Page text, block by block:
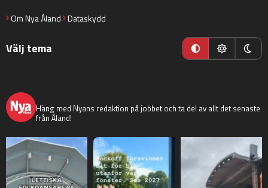
Om Nya Åland Dataskydd
Välj tema
Häng med Nyans redaktion på jobbet och ta del av allt det senaste
från Åland!